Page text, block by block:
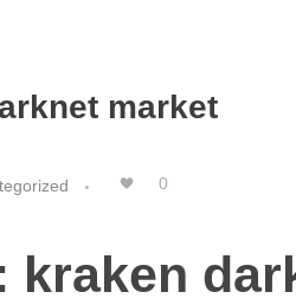
market
0